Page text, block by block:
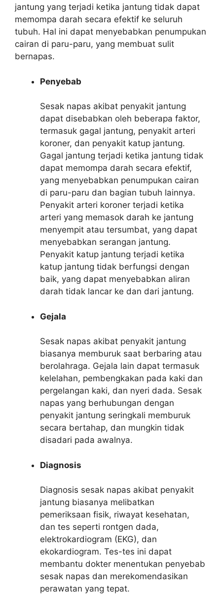
jantung yang terjadi ketika jantung tidak dapat
memompa darah secara efektif ke seluruh
tubuh. Hal ini dapat menyebabkan penumpukan
cairan di paru-paru, yang membuat sulit
bernapas.
Penyebab
Sesak napas akibat penyakit jantung
dapat disebabkan oleh beberapa faktor,
termasuk gagal jantung, penyakit arteri
koroner, dan penyakit katup jantung.
Gagal jantung terjadi ketika jantung tidak
dapat memompa darah secara efektif,
yang menyebabkan penumpukan cairan
di paru-paru dan bagian tubuh lainnya.
Penyakit arteri koroner terjadi ketika
arteri yang memasok darah ke jantung
menyempit atau tersumbat, yang dapat
menyebabkan serangan jantung.
Penyakit katup jantung terjadi ketika
katup jantung tidak berfungsi dengan
baik, yang dapat menyebabkan aliran
darah tidak lancar ke dan dari jantung.
Gejala
Sesak napas akibat penyakit jantung
biasanya memburuk saat berbaring atau
berolahraga. Gejala lain dapat termasuk
kelelahan, pembengkakan pada kaki dan
pergelangan kaki, dan nyeri dada. Sesak
napas yang berhubungan dengan
penyakit jantung seringkali memburuk
secara bertahap, dan mungkin tidak
disadari pada awalnya.
Diagnosis
Diagnosis sesak napas akibat penyakit
jantung biasanya melibatkan
pemeriksaan fisik, riwayat kesehatan,
dan tes seperti rontgen dada,
elektrokardiogram (EKG), dan
ekokardiogram. Tes-tes ini dapat
membantu dokter menentukan penyebab
sesak napas dan merekomendasikan
perawatan yang tepat.